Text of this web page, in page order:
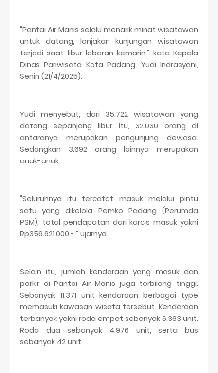
"Pantai Air Manis selalu menarik minat wisatawan
untuk datang, lonjakan kunjungan wisatawan
terjadi saat libur lebaran kemarin," kata Kepala
Dinas Pariwisata Kota Padang, Yudi Indrasyani,
Senin (21/4/2025).
Yudi menyebut, dari 35.722 wisatawan yang
datang sepanjang libur itu, 32.030 orang di
antaranya merupakan pengunjung dewasa.
Sedangkan 3.692 orang lainnya merupakan
anak-anak.
"Seluruhnya itu tercatat masuk melalui pintu
satu yang dikelola Pemko Padang (Perumda
PSM), total pendapatan dari karcis masuk yakni
Rp356.621.000,-," ujarnya.
Selain itu, jumlah kendaraan yang masuk dan
parkir di Pantai Air Manis juga terbilang tinggi.
Sebanyak 11.371 unit kendaraan berbagai type
memasuki kawasan wisata tersebut. Kendaraan
terbanyak yakni roda empat sebanyak 6.363 unit.
Roda dua sebanyak 4.976 unit, serta bus
sebanyak 42 unit.